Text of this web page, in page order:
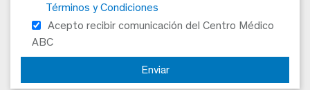
Términos y Condiciones
Acepto recibir comunicación del Centro Médico
ABC